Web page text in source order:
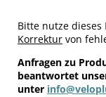
Bitte nutze dieses
Korrektur von
Anfragen zu
beantwortet
unter